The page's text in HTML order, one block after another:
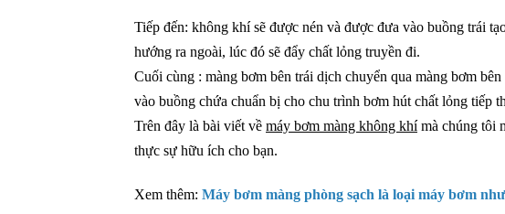
Tiếp đến: không khí sẽ được nén và được đưa vào buồng trái
hướng ra ngoài, lúc đó sẽ đẩy chất lỏng truyền đi.
Cuối cùng : màng bơm bên trái dịch chuyển qua màng bơm
vào buồng chứa chuẩn bị cho chu trình bơm hút chất lỏng tiếp
Trên đây là bài viết về máy bơm màng không khímà chúng tôi
thực sự hữu ích cho bạn.
Xem thêm: Máy bơm màng phòng sạch là loại máy bơm